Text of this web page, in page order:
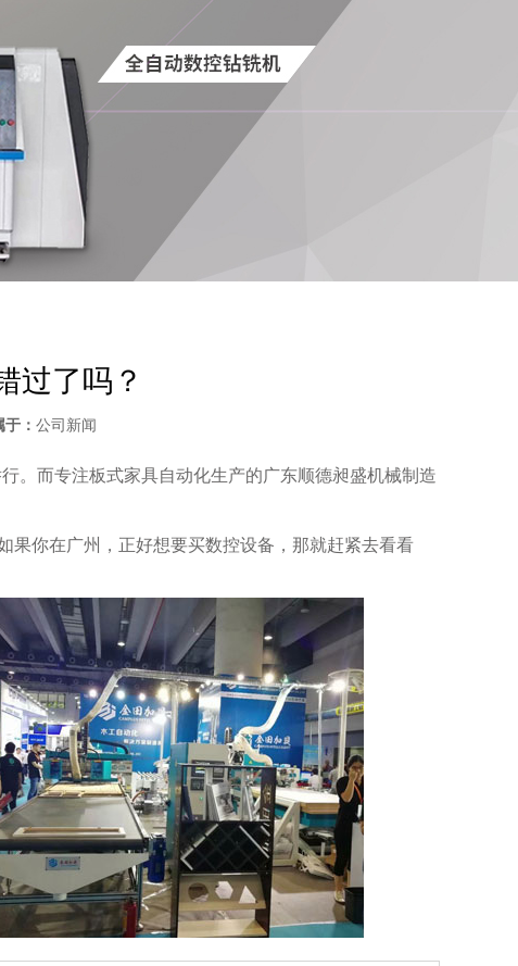
过了吗？
于： 公司新闻
。而专注板式家具自动化生产的广东顺德昶盛机械制造
果你在广州，正好想要买数控设备，那就赶紧去看看